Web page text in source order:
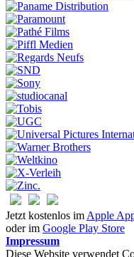
Jetzt kostenlos im Apple
oder im Google Play Store
Impressum
Diese Website verwendet